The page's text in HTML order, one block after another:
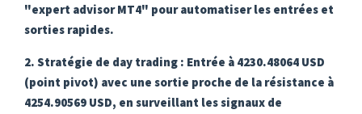
"expert advisor MT4" pour automatiser les entrées et
sorties rapides.
2. Stratégie de day trading : Entrée à 4230.48064 USD
(point pivot) avec une sortie proche de la résistance à
4254.90569 USD, en surveillant les signaux de